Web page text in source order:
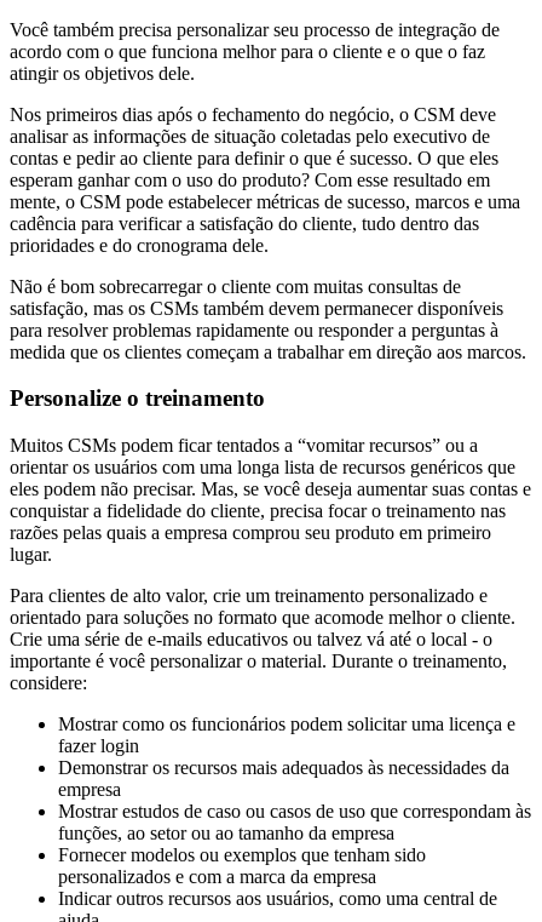
Você também precisa personalizar seu processo de integração de
acordo com o que funciona melhor para o cliente e o que o faz
atingir os objetivos dele.
Nos primeiros dias após o fechamento do negócio, o CSM deve
analisar as informações de situação coletadas pelo executivo de
contas e pedir ao cliente para definir o que é sucesso. O que eles
esperam ganhar com o uso do produto? Com esse resultado em
mente, o CSM pode estabelecer métricas de sucesso, marcos e uma
cadência para verificar a satisfação do cliente, tudo dentro das
prioridades e do cronograma dele.
Não é bom sobrecarregar o cliente com muitas consultas de
satisfação, mas os CSMs também devem permanecer disponíveis
para resolver problemas rapidamente ou responder a perguntas à
medida que os clientes começam a trabalhar em direção aos marcos.
Personalize o treinamento
Muitos CSMs podem ficar tentados a “vomitar recursos” ou a
orientar os usuários com uma longa lista de recursos genéricos que
eles podem não precisar. Mas, se você deseja aumentar suas contas e
conquistar a fidelidade do cliente, precisa focar o treinamento nas
razões pelas quais a empresa comprou seu produto em primeiro
lugar.
Para clientes de alto valor, crie um treinamento personalizado e
orientado para soluções no formato que acomode melhor o cliente.
Crie uma série de e-mails educativos ou talvez vá até o local - o
importante é você personalizar o material. Durante o treinamento,
considere:
Mostrar como os funcionários podem solicitar uma licença e
fazer login
Demonstrar os recursos mais adequados às necessidades da
empresa
Mostrar estudos de caso ou casos de uso que correspondam às
funções, ao setor ou ao tamanho da empresa
Fornecer modelos ou exemplos que tenham sido
personalizados e com a marca da empresa
Indicar outros recursos aos usuários, como uma central de